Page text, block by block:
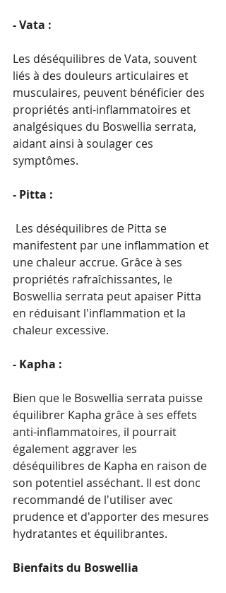
- Vata :
Les déséquilibres de Vata, souvent
liés à des douleurs articulaires et
musculaires, peuvent bénéficier des
propriétés anti-inflammatoires et
analgésiques du Boswellia serrata,
aidant ainsi à soulager ces
symptômes.
- Pitta :
manifestent par une inflammation et
une chaleur accrue. Grâce à ses
propriétés rafraîchissantes, le
Boswellia serrata peut apaiser Pitta
en réduisant l'inflammation et la
chaleur excessive.
- Kapha :
Bien que le Boswellia serrata puisse
équilibrer Kapha grâce à ses effets
anti-inflammatoires, il pourrait
également aggraver les
déséquilibres de Kapha en raison de
son potentiel asséchant. Il est donc
recommandé de l'utiliser avec
prudence et d'apporter des mesures
hydratantes et équilibrantes.
Bienfaits du Boswellia